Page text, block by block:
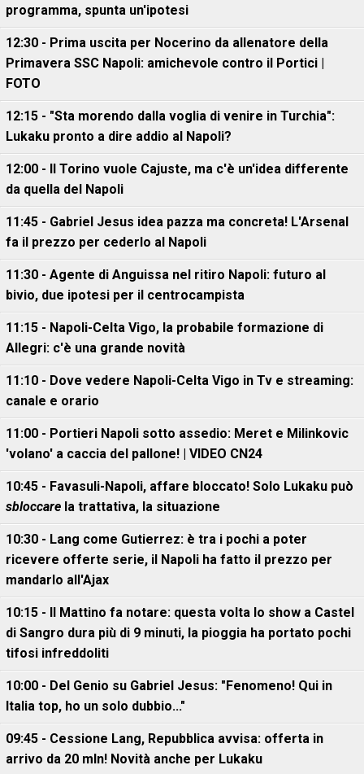
programma, spunta un'ipotesi
12:30 - Prima uscita per Nocerino da allenatore della
Primavera SSC Napoli: amichevole contro il Portici |
FOTO
12:15 - "Sta morendo dalla voglia di venire in Turchia":
Lukaku pronto a dire addio al Napoli?
12:00 - Il Torino vuole Cajuste, ma c'è un'idea differente
da quella del Napoli
11:45 - Gabriel Jesus idea pazza ma concreta! L'Arsenal
fa il prezzo per cederlo al Napoli
11:30 - Agente di Anguissa nel ritiro Napoli: futuro al
bivio, due ipotesi per il centrocampista
11:15 - Napoli-Celta Vigo, la probabile formazione di
Allegri: c'è una grande novità
11:10 - Dove vedere Napoli-Celta Vigo in Tv e streaming:
canale e orario
11:00 - Portieri Napoli sotto assedio: Meret e Milinkovic
'volano' a caccia del pallone! | VIDEO CN24
10:45 - Favasuli-Napoli, affare bloccato! Solo Lukaku può
sbloccare la trattativa, la situazione
10:30 - Lang come Gutierrez: è tra i pochi a poter
ricevere offerte serie, il Napoli ha fatto il prezzo per
mandarlo all'Ajax
10:15 - Il Mattino fa notare: questa volta lo show a Castel
di Sangro dura più di 9 minuti, la pioggia ha portato pochi
tifosi infreddoliti
10:00 - Del Genio su Gabriel Jesus: "Fenomeno! Qui in
Italia top, ho un solo dubbio..."
09:45 - Cessione Lang, Repubblica avvisa: offerta in
arrivo da 20 mln! Novità anche per Lukaku